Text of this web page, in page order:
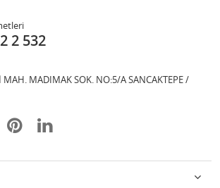
2 532
MADIMAK SOK. NO:5/A SANCAKTEPE /